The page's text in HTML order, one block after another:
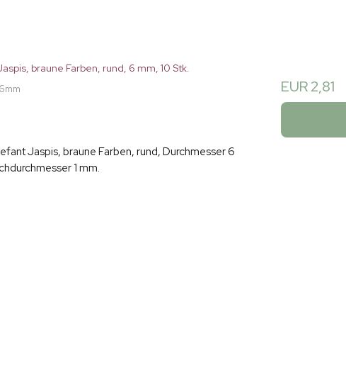
braune Farben, rund, 6 mm, 10 Stk.
Jaspis, braune Farben, rund, Durchmesser 6
1 mm.
EUR 2,81